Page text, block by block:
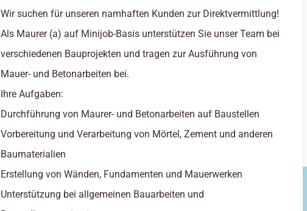
Wir suchen für unseren namhaften Kunden zur Direktvermittlung!
Als Maurer (a) auf Minijob-Basis unterstützen Sie unser Team bei
verschiedenen Bauprojekten und tragen zur Ausführung von
Mauer- und Betonarbeiten bei.
Ihre Aufgaben:
Durchführung von Maurer- und Betonarbeiten auf Baustellen
Vorbereitung und Verarbeitung von Mörtel, Zement und anderen
Baumaterialien
Erstellung von Wänden, Fundamenten und Mauerwerken
Unterstützung bei allgemeinen Bauarbeiten und